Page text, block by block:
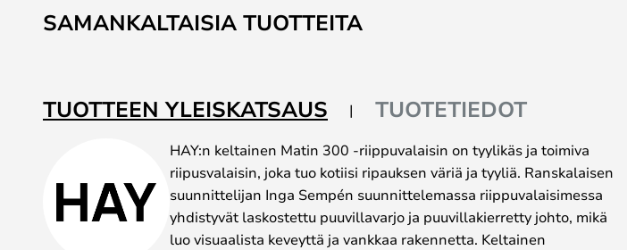
to
the
the
images
SAMANKALTAISIA TUOTTEITA
TUOTTEEN YLEISKATSAUS TUOTETIEDOT
HAY:n keltainen Matin 300 -riippuvalaisin on tyylikäs ja toimiva
riipusvalaisin, joka tuo kotiisi ripauksen väriä ja tyyliä. Ranskalaisen
suunnittelijan Inga Sempén suunnittelemassa riippuvalaisimessa
yhdistyvät laskostettu puuvillavarjo ja puuvillakierretty johto, mikä
luo visuaalista keveyttä ja vankkaa rakennetta. Keltainen